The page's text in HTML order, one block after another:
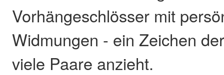
Vorhängeschlösser mit
Widmungen - ein Zeichen
viele Paare anzieht.